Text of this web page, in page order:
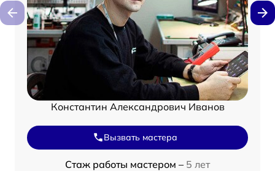
Константин Александрович Иванов
Вызвать мастера
Стаж работы мастером – 5 лет